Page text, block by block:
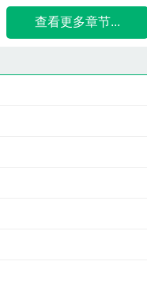
查看更多章节...